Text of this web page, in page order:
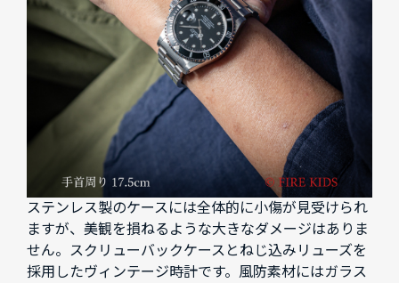
ステンレス製のケースには全体的に小傷が見受けられ
ますが、美観を損ねるような大きなダメージはありま
せん。スクリューバックケースとねじ込みリューズを
採用したヴィンテージ時計です。風防素材にはガラス